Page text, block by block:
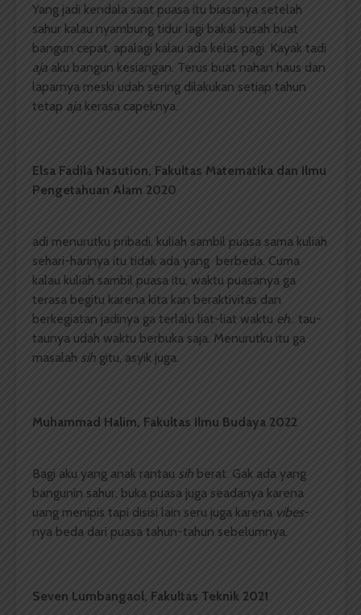
Yang jadi kendala saat puasa itu biasanya setelah
sahur kalau nyambung tidur lagi bakal susah buat
bangun cepat, apalagi kalau ada kelas pagi. Kayak tadi
aja aku bangun kesiangan. Terus buat nahan haus dan
laparnya meski udah sering dilakukan setiap tahun
tetap aja kerasa capeknya.
Elsa Fadila Nasution, Fakultas Matematika dan Ilmu
Pengetahuan Alam 2020
adi menurutku pribadi, kuliah sambil puasa sama kuliah
sehari-harinya itu tidak ada yang berbeda. Cuma
kalau kuliah sambil puasa itu, waktu puasanya ga
terasa begitu karena kita kan beraktivitas dan
berkegiatan jadinya ga terlalu liat-liat waktu eh.. tau-
taunya udah waktu berbuka saja. Menurutku itu ga
masalah sih gitu, asyik juga.
Muhammad Halim, Fakultas Ilmu Budaya 2022
Bagi aku yang anak rantau sih berat. Gak ada yang
bangunin sahur, buka puasa juga seadanya karena
uang menipis tapi disisi lain seru juga karena vibes-
nya beda dari puasa tahun-tahun sebelumnya.
Seven Lumbangaol, Fakultas Teknik 2021